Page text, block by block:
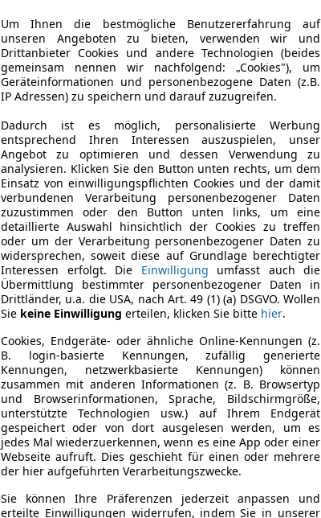
Um Ihnen die bestmögliche Benutzererfahrung auf
unseren Angeboten zu bieten, verwenden wir und
Drittanbieter Cookies und andere Technologien (beides
gemeinsam nennen wir nachfolgend: „Cookies"), um
Geräteinformationen und personenbezogene Daten (z.B.
IP Adressen) zu speichern und darauf zuzugreifen.
Dadurch ist es möglich, personalisierte Werbung
entsprechend Ihren Interessen auszuspielen, unser
Angebot zu optimieren und dessen Verwendung zu
analysieren. Klicken Sie den Button unten rechts, um dem
Einsatz von einwilligungspflichten Cookies und der damit
verbundenen Verarbeitung personenbezogener Daten
zuzustimmen oder den Button unten links, um eine
detaillierte Auswahl hinsichtlich der Cookies zu treffen
oder um der Verarbeitung personenbezogener Daten zu
widersprechen, soweit diese auf Grundlage berechtigter
Interessen erfolgt. Die Einwilligung umfasst auch die
Übermittlung bestimmter personenbezogener Daten in
Drittländer, u.a. die USA, nach Art. 49 (1) (a) DSGVO. Wollen
Sie keine Einwilligung erteilen, klicken Sie bitte hier.
Cookies, Endgeräte- oder ähnliche Online-Kennungen (z.
B. login-basierte Kennungen, zufällig generierte
Kennungen, netzwerkbasierte Kennungen) können
zusammen mit anderen Informationen (z. B. Browsertyp
und Browserinformationen, Sprache, Bildschirmgröße,
unterstützte Technologien usw.) auf Ihrem Endgerät
gespeichert oder von dort ausgelesen werden, um es
jedes Mal wiederzuerkennen, wenn es eine App oder einer
Webseite aufruft. Dies geschieht für einen oder mehrere
der hier aufgeführten Verarbeitungszwecke.
Sie können Ihre Präferenzen jederzeit anpassen und
erteilte Einwilligungen widerrufen, indem Sie in unserer